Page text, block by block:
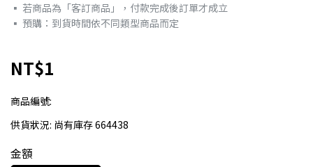
▪︎ 若商品為「客訂商品」，付款完成後訂單才成立
▪︎ 預購：到貨時間依不同類型商品而定
NT$1
商品編號:
供貨狀況: 尚有庫存 664438
金額